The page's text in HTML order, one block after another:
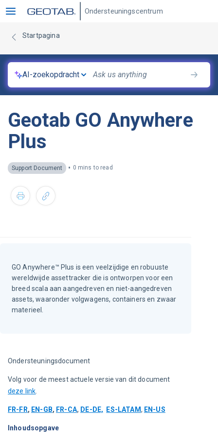
Ondersteuningscentrum
Startpagina
AI-zoekopdracht
Geotab GO Anywhere
Plus
Support Document • 0 mins to read
GO Anywhere™ Plus is een veelzijdige en robuuste
wereldwijde assettracker die is ontworpen voor een
breed scala aan aangedreven en niet-aangedreven
assets, waaronder volgwagens, containers en zwaar
materieel.
Ondersteuningsdocument
Volg voor de meest actuele versie van dit document
deze link
FR-FR, EN-GB, FR-CA, DE-DE, ES-LATAM, EN-US
Inhoudsopgave